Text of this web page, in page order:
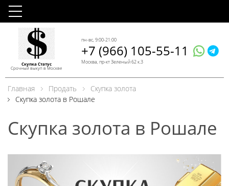
Скупка Статус
Срочный выкуп в Москве
пн-вс, 9:00-21:00
+7 (966) 105-55-11
Москва, пр-кт Зеленый 62 к.3
Главная Продать
Скупка золота
Скупка золота в Рошале
Скупка золота в Рошале